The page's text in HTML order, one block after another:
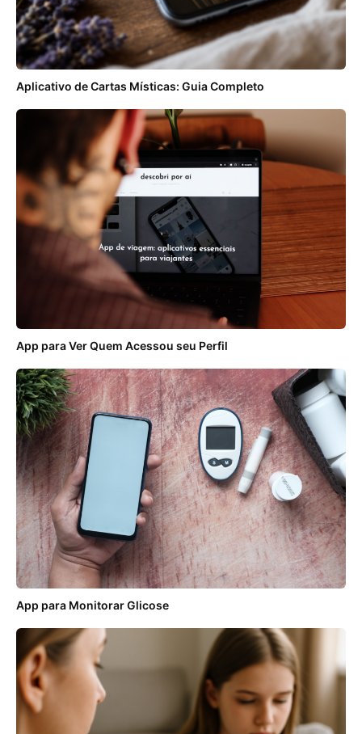
Aplicativo de Cartas Místicas: Guia Completo
App para Ver Quem Acessou seu Perfil
App para Monitorar Glicose